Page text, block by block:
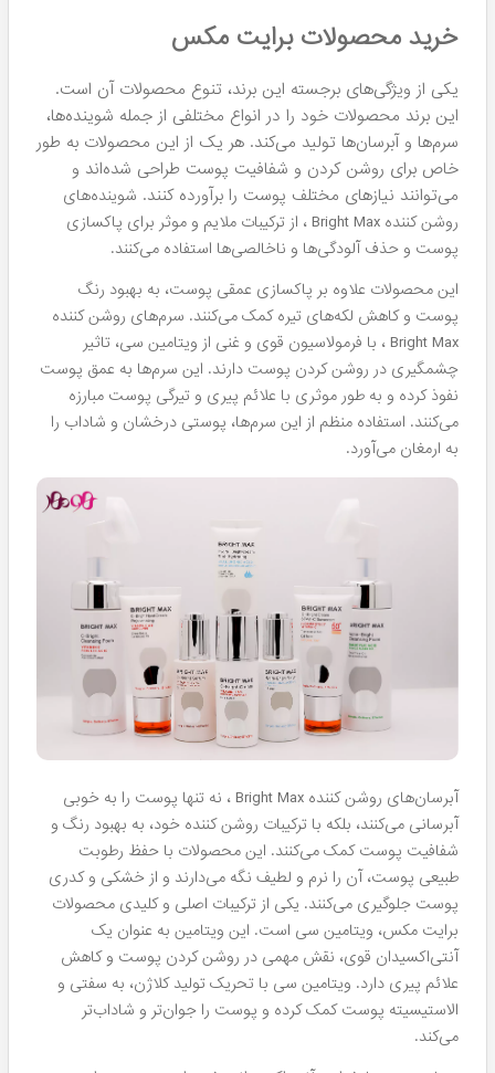
خرید محصولات برایت مکس
یکی از ویژگی‌های برجسته این برند، تنوع محصولات آن است.
این برند محصولات خود را در انواع مختلفی از جمله شوینده‌ها،
سرم‌ها و آبرسان‌ها تولید می‌کند. هر یک از این محصولات به طور
خاص برای روشن کردن و شفافیت پوست طراحی شده‌اند و
می‌توانند نیازهای مختلف پوست را برآورده کنند. شوینده‌های
روشن کننده Bright Max ، از ترکیبات ملایم و موثر برای پاکسازی
پوست و حذف آلودگی‌ها و ناخالصی‌ها استفاده می‌کنند.
این محصولات علاوه بر پاکسازی عمقی پوست، به بهبود رنگ
پوست و کاهش لکه‌های تیره کمک می‌کنند. سرم‌های روشن کننده
Bright Max ، با فرمولاسیون قوی و غنی از ویتامین سی، تاثیر
چشمگیری در روشن کردن پوست دارند. این سرم‌ها به عمق پوست
نفوذ کرده و به طور موثری با علائم پیری و تیرگی پوست مبارزه
می‌کنند. استفاده منظم از این سرم‌ها، پوستی درخشان و شاداب را
به ارمغان می‌آورد.
آبرسان‌های روشن کننده Bright Max ، نه تنها پوست را به خوبی
آبرسانی می‌کنند، بلکه با ترکیبات روشن کننده خود، به بهبود رنگ و
شفافیت پوست کمک می‌کنند. این محصولات با حفظ رطوبت
طبیعی پوست، آن را نرم و لطیف نگه می‌دارند و از خشکی و کدری
پوست جلوگیری می‌کنند. یکی از ترکیبات اصلی و کلیدی محصولات
برایت مکس، ویتامین سی است. این ویتامین به عنوان یک
آنتی‌اکسیدان قوی، نقش مهمی در روشن کردن پوست و کاهش
علائم پیری دارد. ویتامین سی با تحریک تولید کلاژن، به سفتی و
الاستیسیته پوست کمک کرده و پوست را جوان‌تر و شاداب‌تر
می‌کند.